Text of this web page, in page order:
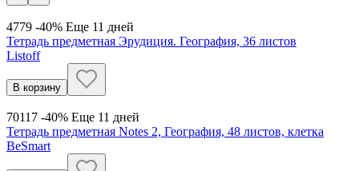
4779 -40% Еще 11 дней
Тетрадь предметная Эрудиция. География, 36 листов
Listoff
В корзину
70117 -40% Еще 11 дней
Тетрадь предметная Notes 2, География, 48 листов, клетка
BeSmart